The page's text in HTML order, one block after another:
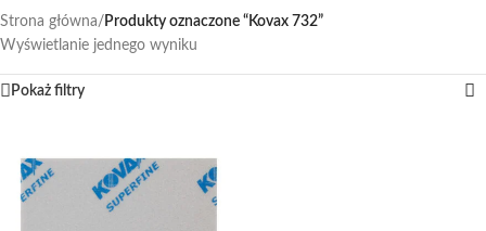
Strona główna/ Produkty oznaczone “Kovax 732”
Wyświetlanie jednego wyniku
Pokaż filtry